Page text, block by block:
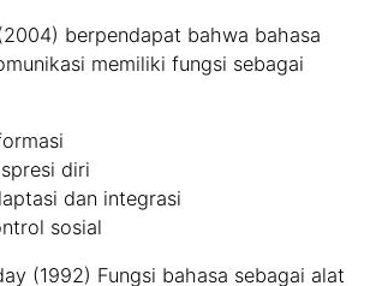
berpendapat bahwa bahasa
memiliki fungsi sebagai
diri
dan integrasi
sosial
(1992) Fungsi bahasa sebagai alat